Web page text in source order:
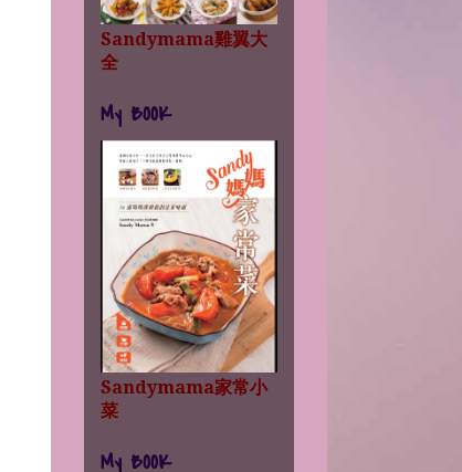
Sandymama雞翼大
全
My BOOK
Sandymama家常小
菜
My BOOK